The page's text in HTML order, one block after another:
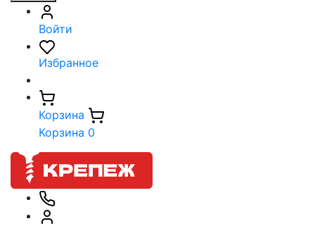
Войти
Избранное
Корзина
Корзина 0